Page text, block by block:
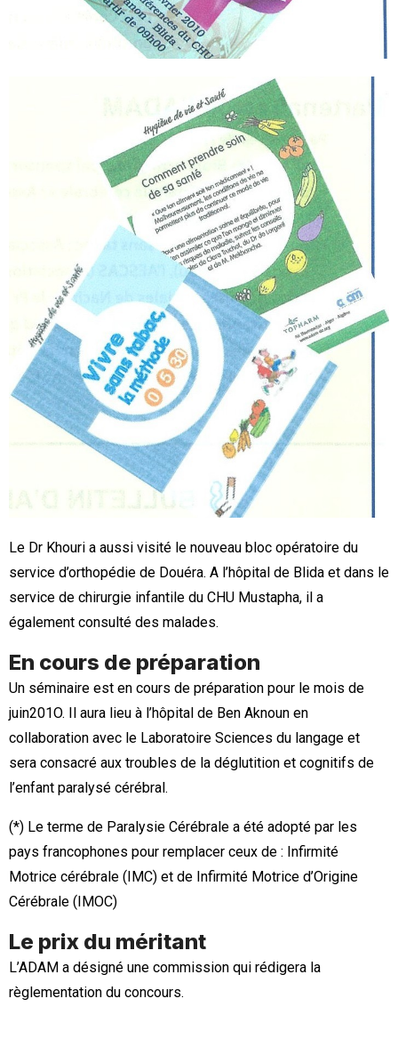
Le Dr Khouri a aussi visité le nouveau bloc opératoire du
service d’orthopédie de Douéra. A l’hôpital de Blida et dans le
service de chirurgie infantile du CHU Mustapha, il a
également consulté des malades.
En cours de préparation
Un séminaire est en cours de préparation pour le mois de
juin201O. Il aura lieu à l’hôpital de Ben Aknoun en
collaboration avec le Laboratoire Sciences du langage et
sera consacré aux troubles de la déglutition et cognitifs de
l’enfant paralysé cérébral.
(*) Le terme de Paralysie Cérébrale a été adopté par les
pays francophones pour remplacer ceux de : Infirmité
Motrice cérébrale (IMC) et de Infirmité Motrice d’Origine
Cérébrale (IMOC)
Le prix du méritant
L’ADAM a désigné une commission qui rédigera la
règlementation du concours.